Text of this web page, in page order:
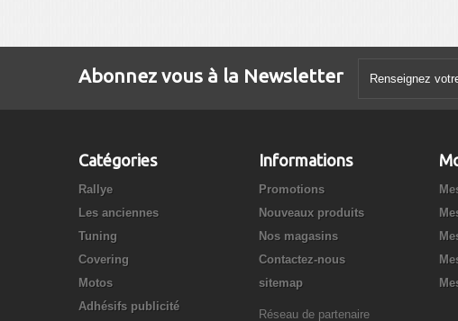
Abonnez vous à la Newsletter
Catégories
Rallye
Les anciennes
Tuning
Covering
Motos
Adhésifs publicité
Informations
Promotions
Nouveaux produits
Nos magasins
Contactez-nous
sitemap
Réseau de partenaire